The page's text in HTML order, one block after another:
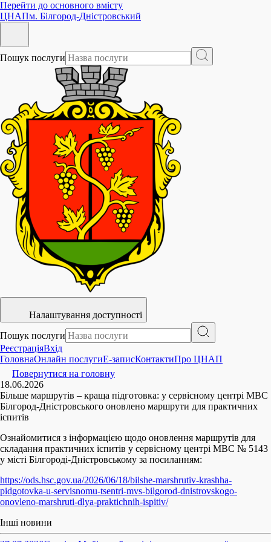
Перейти до основного вмісту
ЦНАПм. Білгород-Дністровський
Пошук послуги
Налаштування доступності
Пошук послуги
РеєстраціяВхід
ГоловнаОнлайн послугиE-записКонтактиПро ЦНАП
Повернутися на головну
18.06.2026
Більше маршрутів – краща підготовка: у сервісному центрі МВС
Білгород-Дністровського оновлено маршрути для практичних
іспитів
Ознайомитися з інформацією щодо оновлення маршрутів для
складання практичних іспитів у сервісному центрі МВС № 5143
у місті Білгороді-Дністровському за посиланням:
https://ods.hsc.gov.ua/2026/06/18/bilshe-marshrutiv-krashha-
pidgotovka-u-servisnomu-tsentri-mvs-bilgorod-dnistrovskogo-
onovleno-marshruti-dlya-praktichnih-ispitiv/
Інші новини